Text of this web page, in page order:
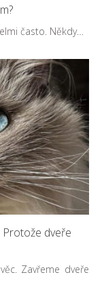
často. Někdy…
Protože dveře
Zavřeme dveře